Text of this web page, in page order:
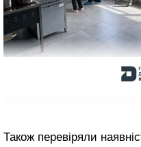
Також перевіряли